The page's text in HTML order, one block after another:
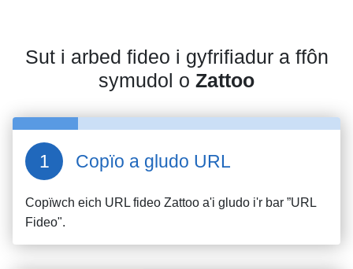
Sut i arbed fideo i gyfrifiadur a ffôn
symudol o Zattoo
Copïo a gludo URL
Copïwch eich URL fideo Zattoo a'i gludo i'r bar ”URL
Fideo".